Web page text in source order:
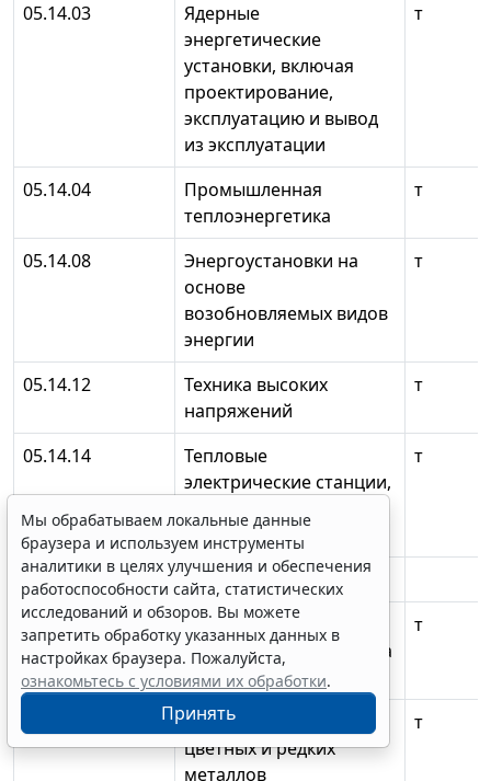
05.14.03
Ядерные
энергетические
установки, включая
проектирование,
эксплуатацию и вывод
из эксплуатации
т
05.14.04
Промышленная
теплоэнергетика
т
05.14.08
Энергоустановки на
основе
возобновляемых видов
энергии
т
05.14.12
Техника высоких
напряжений
т
05.14.14
Тепловые
электрические станции,
системы и агрегаты
т
05.16.00
Металлургия
05.16.01
Металловедение и
термическая обработка
металлов
т
Металлургия черных,
цветных и редких
металлов
т
Мы обрабатываем локальные данные
браузера и используем инструменты
аналитики в целях улучшения и обеспечения
работоспособности сайта, статистических
исследований и обзоров. Вы можете
запретить обработку указанных данных в
настройках браузера. Пожалуйста,
ознакомьтесь с условиями их обработки.
Принять